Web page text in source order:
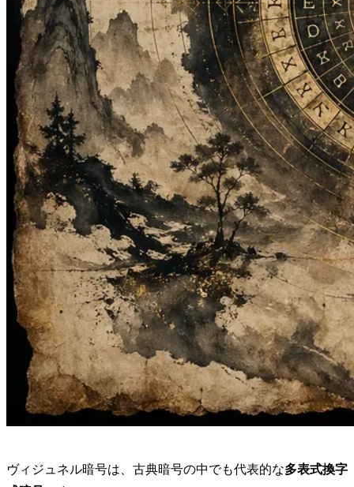
ヴィジュネル暗号は、古典暗号の中でも代表的な多表式換字